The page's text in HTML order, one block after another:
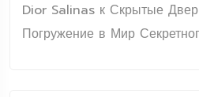
Dior Salinas к Скрытые
Погружение в Мир